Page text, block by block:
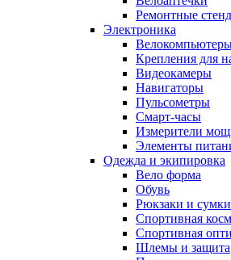
Ремонтные
Электроника
Крепления для
Видеокамеры
Навигаторы
Пульсометры
Смарт-часы
Измерители
Элементы
Одежда и экипировка
Вело форма
Обувь
Рюкзаки и сумки
Спортивная
Спортивная
Шлемы и защита